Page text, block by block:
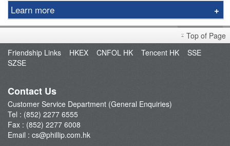
Learn more
Phillip Securities Group
Branches
Join Us
Phillip Post
新闻稿
Top of Page
Friendship Links
HKEX CNFOL HK Tencent HK
SSE
SZSE
Contact Us
Customer Service Department (General Enquiries)
Tel : (852) 2277 6555
Fax : (852) 2277 6008
Email : cs@phillip.com.hk